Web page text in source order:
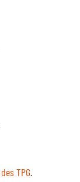
TPG.